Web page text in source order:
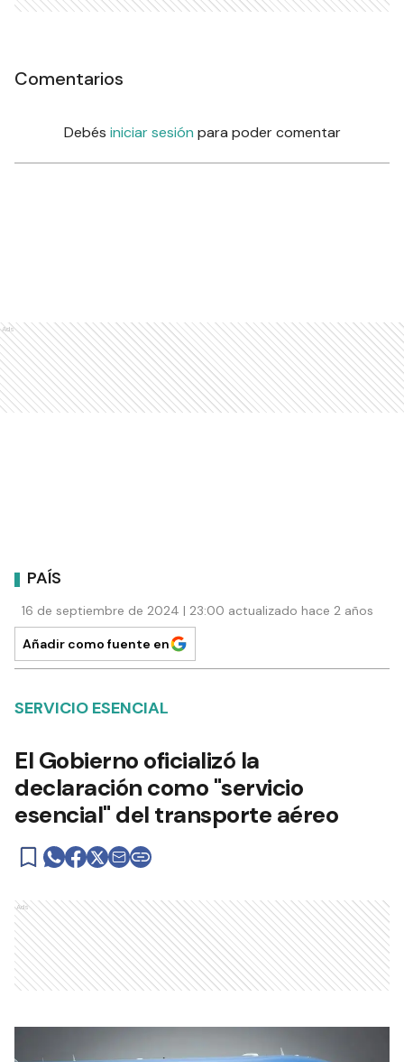
último adiós a su padre
Ads
Debésiniciar sesiónpara poder comentar
PAÍS
16 de septiembre de 2024 | 23:00 actualizado hace 2 años
SERVICIO ESENCIAL
El Gobierno oficializó la
declaración como "servicio
esencial" del transporte aéreo